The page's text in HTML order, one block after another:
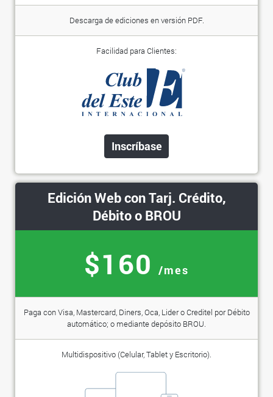
Descarga de ediciones en versión PDF.
Facilidad para Clientes:
Inscríbase
Edición Web con Tarj. Crédito,
Débito o BROU
$160 /mes
Paga con Visa, Mastercard, Diners, Oca, Lider o Creditel por Débito
automático; o mediante depósito BROU.
Multidispositivo (Celular, Tablet y Escritorio).